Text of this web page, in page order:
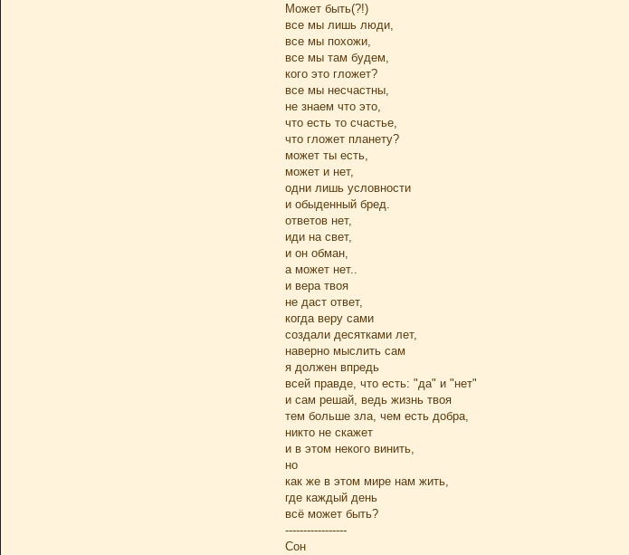
Может быть(?!)
все мы лишь люди,
все мы похожи,
все мы там будем,
кого это гложет?
все мы несчастны,
не знаем что это,
что есть то счастье,
что гложет планету?
может ты есть,
может и нет,
одни лишь условности
и обыденный бред.
ответов нет,
иди на свет,
и он обман,
а может нет..
и вера твоя
не даст ответ,
когда веру сами
создали десятками лет,
наверно мыслить сам
я должен впредь
всей правде, что есть: "да" и "нет"
и сам решай, ведь жизнь твоя
тем больше зла, чем есть добра,
никто не скажет
и в этом некого винить,
но
как же в этом мире нам жить,
где каждый день
всё может быть?
-----------------
Сон